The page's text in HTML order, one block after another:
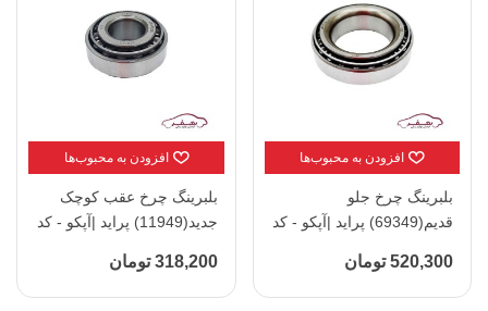
افزودن به محبوب‌ها
بلبرینگ چرخ جلو
قدیم(69349) پراید |آپکو - کد
520,300 تومان
افزودن به محبوب‌ها
بلبرینگ چرخ عقب کوچک
جدید(11949) پراید |آپکو - کد
318,200 تومان